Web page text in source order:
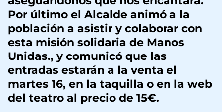
Por último el Alcalde animó a la
población a asistir y colaborar con
esta misión solidaria de Manos
Unidas., y comunicó que las
entradas estarán a la venta el
martes 16, en la taquilla o en la web
del teatro al precio de 15€.